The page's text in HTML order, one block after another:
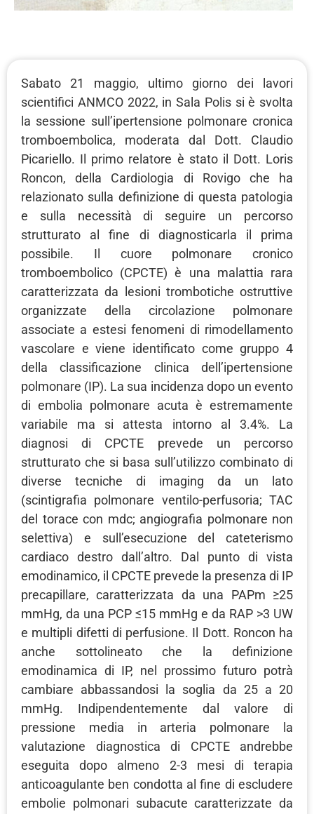
Sabato 21 maggio, ultimo giorno dei lavori
scientifici ANMCO 2022, in Sala Polis si è svolta
la sessione sull’ipertensione polmonare cronica
tromboembolica, moderata dal Dott. Claudio
Picariello. Il primo relatore è stato il Dott. Loris
Roncon, della Cardiologia di Rovigo che ha
relazionato sulla definizione di questa patologia
e sulla necessità di seguire un percorso
strutturato al fine di diagnosticarla il prima
possibile. Il cuore polmonare cronico
tromboembolico (CPCTE) è una malattia rara
caratterizzata da lesioni trombotiche ostruttive
organizzate della circolazione polmonare
associate a estesi fenomeni di rimodellamento
vascolare e viene identificato come gruppo 4
della classificazione clinica dell’ipertensione
polmonare (IP). La sua incidenza dopo un evento
di embolia polmonare acuta è estremamente
variabile ma si attesta intorno al 3.4%. La
diagnosi di CPCTE prevede un percorso
strutturato che si basa sull’utilizzo combinato di
diverse tecniche di imaging da un lato
(scintigrafia polmonare ventilo-perfusoria; TAC
del torace con mdc; angiografia polmonare non
selettiva) e sull’esecuzione del cateterismo
cardiaco destro dall’altro. Dal punto di vista
emodinamico, il CPCTE prevede la presenza di IP
precapillare, caratterizzata da una PAPm ≥25
mmHg, da una PCP ≤15 mmHg e da RAP >3 UW
e multipli difetti di perfusione. Il Dott. Roncon ha
anche sottolineato che la definizione
emodinamica di IP, nel prossimo futuro potrà
cambiare abbassandosi la soglia da 25 a 20
mmHg. Indipendentemente dal valore di
pressione media in arteria polmonare la
valutazione diagnostica di CPCTE andrebbe
eseguita dopo almeno 2-3 mesi di terapia
anticoagulante ben condotta al fine di escludere
embolie polmonari subacute caratterizzate da